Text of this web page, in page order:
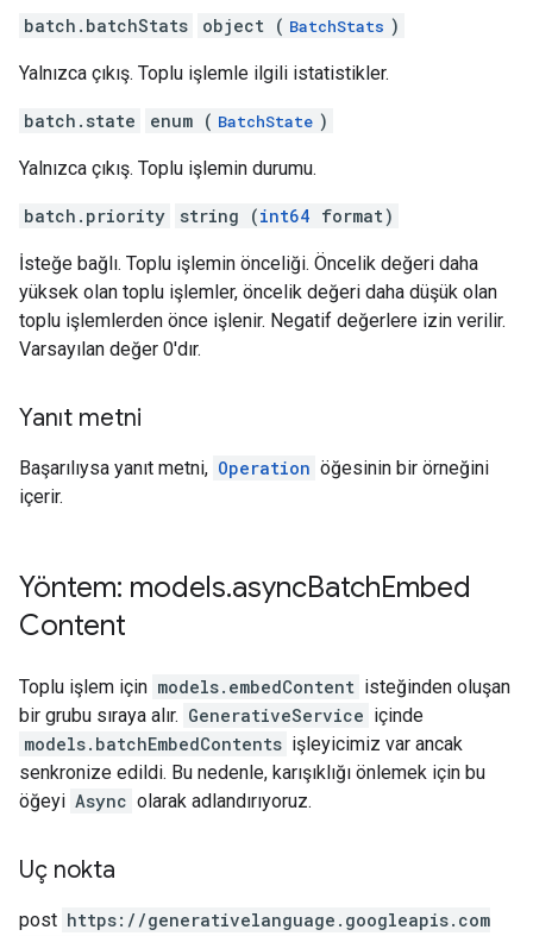
batch.batchStats object ( BatchStats )
Yalnızca çıkış. Toplu işlemle ilgili istatistikler.
batch.state enum ( BatchState )
Yalnızca çıkış. Toplu işlemin durumu.
batch.priority string (int64 format)
İsteğe bağlı. Toplu işlemin önceliği. Öncelik değeri daha
yüksek olan toplu işlemler, öncelik değeri daha düşük olan
toplu işlemlerden önce işlenir. Negatif değerlere izin verilir.
Varsayılan değer 0'dır.
Yanıt metni
Başarılıysa yanıt metni, Operation öğesinin bir örneğini
içerir.
Yöntem: models.asyncBatchEmbed
Content
Toplu işlem için models.embedContent isteğinden oluşan
bir grubu sıraya alır. GenerativeService içinde
models.batchEmbedContents işleyicimiz var ancak
senkronize edildi. Bu nedenle, karışıklığı önlemek için bu
öğeyi Async olarak adlandırıyoruz.
Uç nokta
post https: / /generativelanguage.googleapis.com